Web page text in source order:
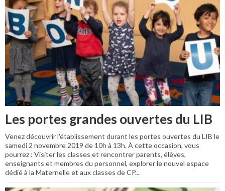
Les portes grandes ouvertes du LIB
Venez découvrir l'établissement durant les portes ouvertes du LIB le
samedi 2 novembre 2019 de 10h à 13h. À cette occasion, vous
pourrez : Visiter les classes et rencontrer parents, élèves,
enseignants et membres du personnel, explorer le nouvel espace
dédié à la Maternelle et aux classes de CP...